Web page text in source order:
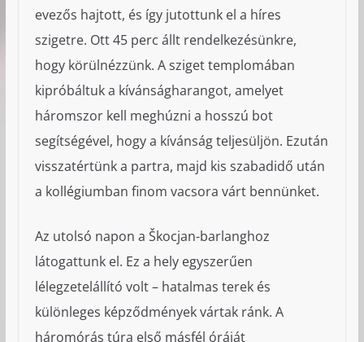
evezős hajtott, és így jutottunk el a híres
szigetre. Ott 45 perc állt rendelkezésünkre,
hogy körülnézzünk. A sziget templomában
kipróbáltuk a kívánságharangot, amelyet
háromszor kell meghúzni a hosszú bot
segítségével, hogy a kívánság teljesüljön. Ezután
visszatértünk a partra, majd kis szabadidő után
a kollégiumban finom vacsora várt bennünket.
Az utolsó napon a Škocjan-barlanghoz
látogattunk el. Ez a hely egyszerűen
lélegzetelállító volt – hatalmas terek és
különleges képződmények vártak ránk. A
háromórás túra első másfél óráját